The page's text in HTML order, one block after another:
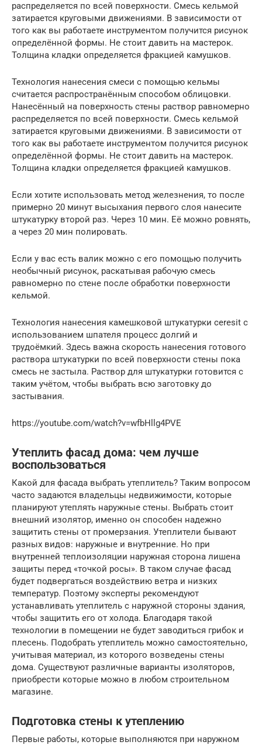
распределяется по всей поверхности. Смесь кельмой
затирается круговыми движениями. В зависимости от
того как вы работаете инструментом получится рисунок
определённой формы. Не стоит давить на мастерок.
Толщина кладки определяется фракцией камушков.
Технология нанесения смеси с помощью кельмы
считается распространённым способом облицовки.
Нанесённый на поверхность стены раствор равномерно
распределяется по всей поверхности. Смесь кельмой
затирается круговыми движениями. В зависимости от
того как вы работаете инструментом получится рисунок
определённой формы. Не стоит давить на мастерок.
Толщина кладки определяется фракцией камушков.
Если хотите использовать метод железнения, то после
примерно 20 минут высыхания первого слоя нанесите
штукатурку второй раз. Через 10 мин. Её можно ровнять,
а через 20 мин полировать.
Если у вас есть валик можно с его помощью получить
необычный рисунок, раскатывая рабочую смесь
равномерно по стене после обработки поверхности
кельмой.
Технология нанесения камешковой штукатурки ceresit с
использованием шпателя процесс долгий и
трудоёмкий. Здесь важна скорость нанесения готового
раствора штукатурки по всей поверхности стены пока
смесь не застыла. Раствор для штукатурки готовится с
таким учётом, чтобы выбрать всю заготовку до
застывания.
https://youtube.com/watch?v=wfbHllg4PVE
Утеплить фасад дома: чем лучше
воспользоваться
Какой для фасада выбрать утеплитель? Таким вопросом
часто задаются владельцы недвижимости, которые
планируют утеплять наружные стены. Выбрать стоит
внешний изолятор, именно он способен надежно
защитить стены от промерзания. Утеплители бывают
разных видов: наружные и внутренние. Но при
внутренней теплоизоляции наружная сторона лишена
защиты перед «точкой росы». В таком случае фасад
будет подвергаться воздействию ветра и низких
температур. Поэтому эксперты рекомендуют
устанавливать утеплитель с наружной стороны здания,
чтобы защитить его от холода. Благодаря такой
технологии в помещении не будет заводиться грибок и
плесень. Подобрать утеплитель можно самостоятельно,
учитывая материал, из которого возведены стены
дома. Существуют различные варианты изоляторов,
приобрести которые можно в любом строительном
магазине.
Подготовка стены к утеплению
Первые работы, которые выполняются при наружном